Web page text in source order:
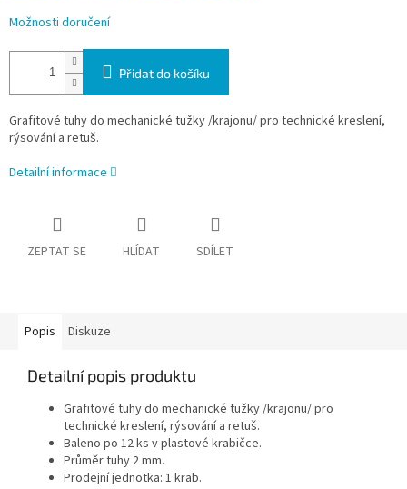
Možnosti doručení
Přidat do košíku
Grafitové tuhy do mechanické tužky /krajonu/ pro technické kreslení,
rýsování a retuš.
Detailní informace
ZEPTAT SE HLÍDAT SDÍLET
Popis Diskuze
Detailní popis produktu
Grafitové tuhy do mechanické tužky /krajonu/ pro
technické kreslení, rýsování a retuš.
Baleno po 12 ks v plastové krabičce.
Průměr tuhy 2 mm.
Prodejní jednotka: 1 krab.